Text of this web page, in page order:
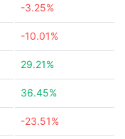
-3.25%
-10.01%
29.21%
36.45%
-23.51%